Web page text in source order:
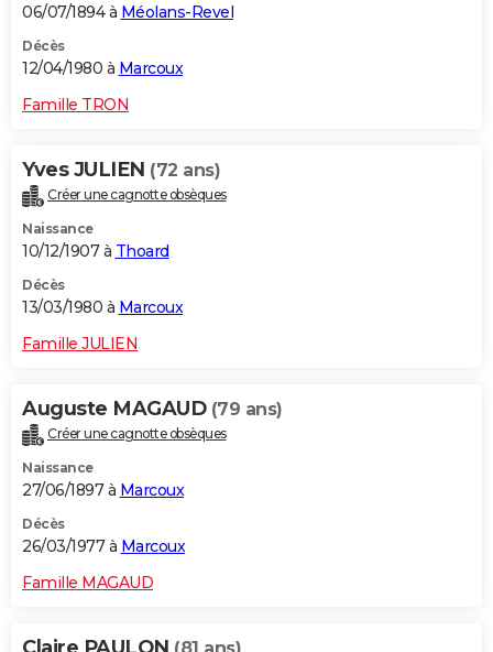
06/07/1894 à Méolans-Revel
Décès
12/04/1980 à Marcoux
Famille TRON
Yves JULIEN (72 ans)
Créer une cagnotte obsèques
Naissance
10/12/1907 à Thoard
Décès
13/03/1980 à Marcoux
Famille JULIEN
Auguste MAGAUD (79 ans)
Créer une cagnotte obsèques
Naissance
27/06/1897 à Marcoux
Décès
26/03/1977 à Marcoux
Famille MAGAUD